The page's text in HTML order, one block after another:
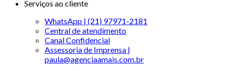
Serviços ao cliente
WhatsApp | (21) 97971-2181
Central de atendimento
Canal Confidencial
Assessoria de Imprensa |
paula@agenciaamais.com.br